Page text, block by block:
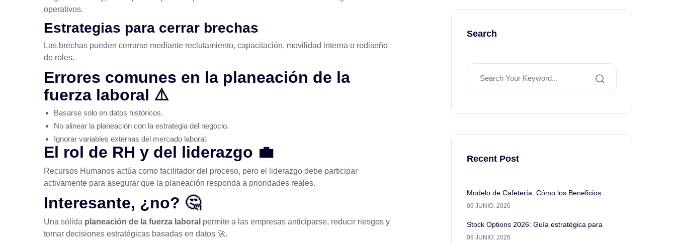
operativos.
Estrategias para cerrar brechas
Las brechas pueden cerrarse mediante reclutamiento, capacitación, movilidad interna o rediseño
de roles.
Errores comunes en la planeación de la
fuerza laboral ⚠️
Basarse solo en datos históricos.
No alinear la planeación con la estrategia del negocio.
Ignorar variables externas del mercado laboral.
El rol de RH y del liderazgo 💼
Recursos Humanos actúa como facilitador del proceso, pero el liderazgo debe participar
activamente para asegurar que la planeación responda a prioridades reales.
Interesante, ¿no? 🤔
Una sólida planeación de la fuerza laboral permite a las empresas anticiparse, reducir riesgos y
tomar decisiones estratégicas basadas en datos 🚀.
Search
Recent Post
Modelo de Cafetería: Cómo los Beneficios
09 JUNIO. 2026
Stock Options 2026: Guía estratégica para
09 JUNIO. 2026